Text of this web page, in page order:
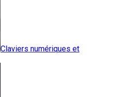
Claviers numériques et